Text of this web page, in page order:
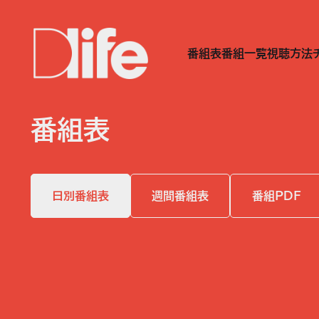
番組表番組一覧視聴方法
番組表
日別番組表 週間番組表 番組PDF